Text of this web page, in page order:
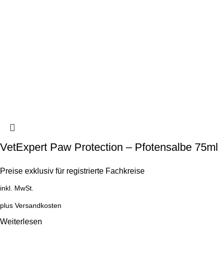
VetExpert Paw Protection – Pfotensalbe 75ml
Preise exklusiv für registrierte Fachkreise
inkl. MwSt.
plus Versandkosten
Weiterlesen